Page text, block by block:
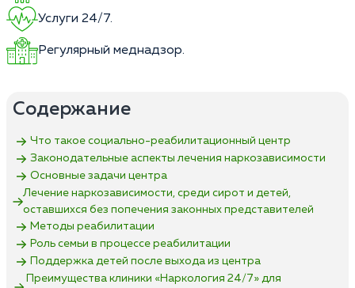
Услуги 24/7.
Регулярный меднадзор.
Содержание
Что такое социально-реабилитационный центр
Законодательные аспекты лечения наркозависимости
Основные задачи центра
Лечение наркозависимости, среди сирот и детей,
оставшихся без попечения законных представителей
Методы реабилитации
Роль семьи в процессе реабилитации
Поддержка детей после выхода из центра
Преимущества клиники «Наркология 24/7»‎ для